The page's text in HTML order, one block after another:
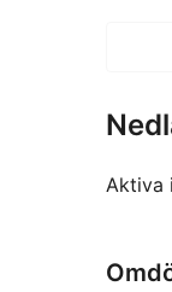
Aktiva